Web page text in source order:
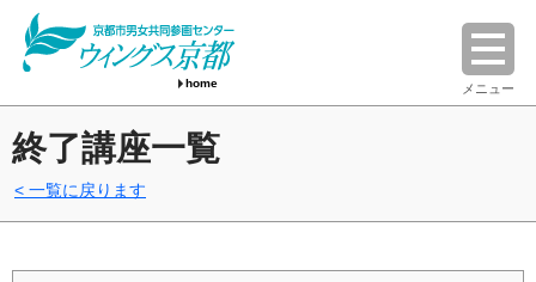
home メニュー
終了講座一覧
一覧に戻ります